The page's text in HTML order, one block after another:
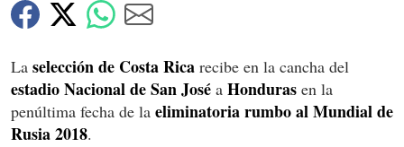
La selección de Costa Rica recibe en la cancha del
estadio Nacional de San José a Honduras en la
penúltima fecha de la eliminatoria rumbo al Mundial de
Rusia 2018.